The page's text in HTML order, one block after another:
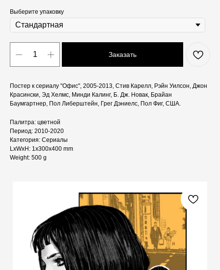
Выберите упаковку
Заказать
Постер к сериалу "Офис", 2005-2013, Стив Карелл, Рэйн Уилсон, Джон
Красински, Эд Хелмс, Минди Калинг, Б. Дж. Новак, Брайан
Баумгартнер, Пол Либерштейн, Грег Дэниелс, Пол Фиг, США.
Палитра: цветной
Период: 2010-2020
Категория: Сериалы
LxWxH: 1x300x400 mm
Weight: 500 g